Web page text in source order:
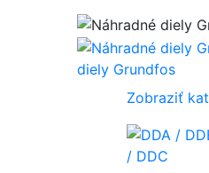
diely Grundfos
Zobraziť
/ DDC